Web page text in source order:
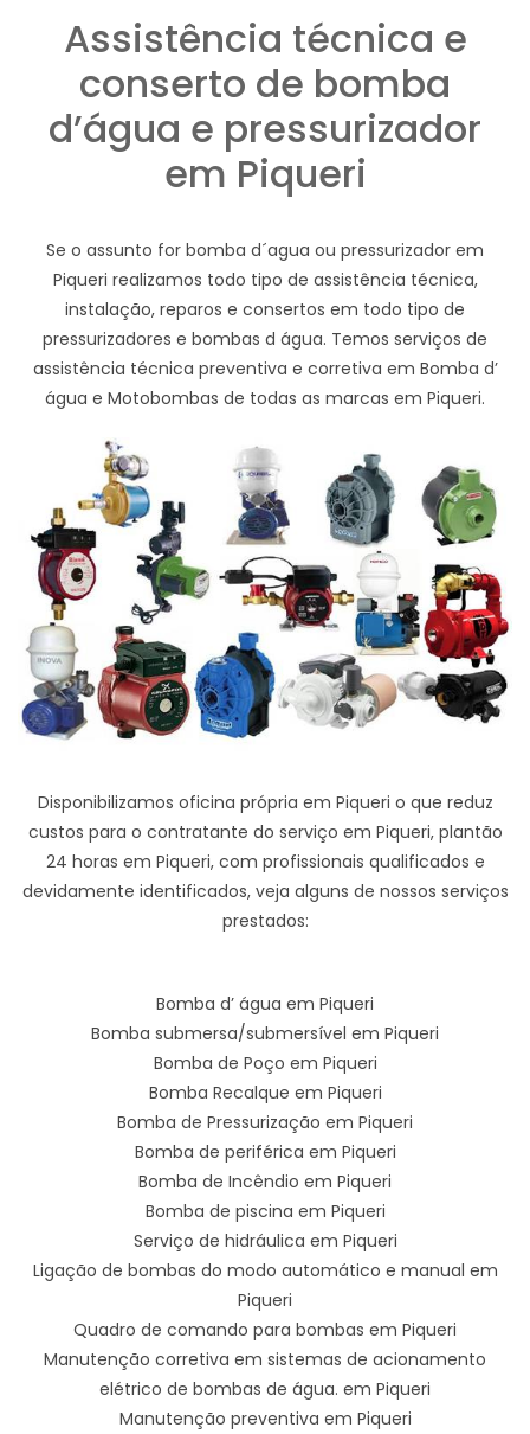
Assistência técnica e
conserto de bomba
d’água e pressurizador
em Piqueri
Se o assunto for bomba d´agua ou pressurizador em
Piqueri realizamos todo tipo de assistência técnica,
instalação, reparos e consertos em todo tipo de
pressurizadores e bombas d água. Temos serviços de
assistência técnica preventiva e corretiva em Bomba d’
água e Motobombas de todas as marcas em Piqueri.
Disponibilizamos oficina própria em Piqueri o que reduz
custos para o contratante do serviço em Piqueri, plantão
24 horas em Piqueri, com profissionais qualificados e
devidamente identificados, veja alguns de nossos serviços
prestados:
Bomba d’ água em Piqueri
Bomba submersa/submersível em Piqueri
Bomba de Poço em Piqueri
Bomba Recalque em Piqueri
Bomba de Pressurização em Piqueri
Bomba de periférica em Piqueri
Bomba de Incêndio em Piqueri
Bomba de piscina em Piqueri
Serviço de hidráulica em Piqueri
Ligação de bombas do modo automático e manual em
Piqueri
Quadro de comando para bombas em Piqueri
Manutenção corretiva em sistemas de acionamento
elétrico de bombas de água. em Piqueri
Manutenção preventiva em Piqueri